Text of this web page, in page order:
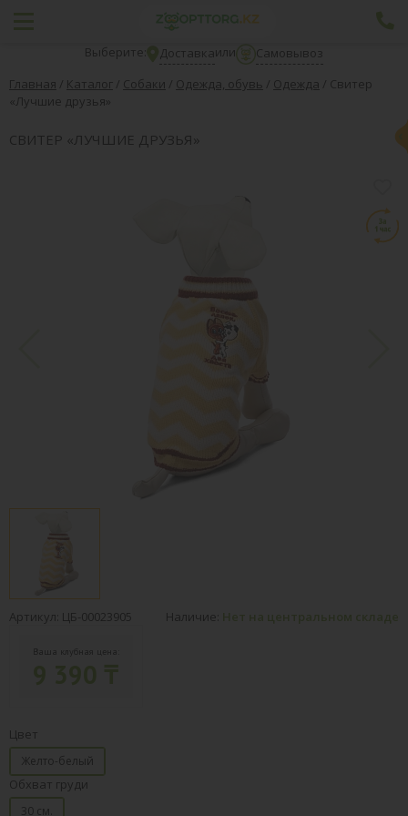
Выберите: Доставкаили
Самовывоз
Главная / Каталог / Собаки / Одежда, обувь / Одежда / Свитер
«Лучшие друзья»
СВИТЕР «ЛУЧШИЕ ДРУЗЬЯ»
Артикул: ЦБ-00023905 Наличие: Нет на центральном складе
Ваша клубная цена:
Цвет
Желто-белый
Обхват груди
30 см.